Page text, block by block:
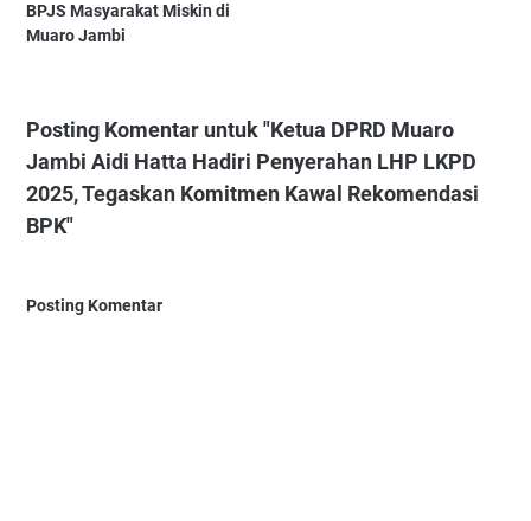
BPJS Masyarakat Miskin di
Muaro Jambi
Posting Komentar untuk "Ketua DPRD Muaro
Jambi Aidi Hatta Hadiri Penyerahan LHP LKPD
2025, Tegaskan Komitmen Kawal Rekomendasi
BPK"
Posting Komentar